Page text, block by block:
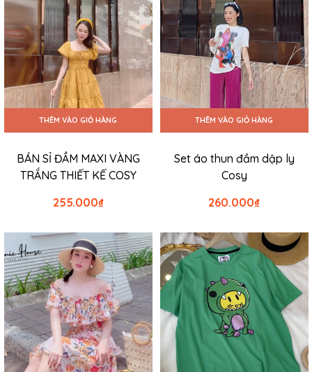
THÊM VÀO GIỎ HÀNG
BÁN SỈ ĐẦM MAXI VÀNG
TRẮNG THIẾT KẾ COSY
₫
255.000
THÊM VÀO GIỎ HÀNG
Set áo thun đầm dập ly
Cosy
₫
260.000